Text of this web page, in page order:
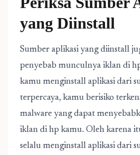
yang Diinstall
Sumber aplikasi yang diinstall
penyebab munculnya iklan di
kamu menginstall aplikasi dari
terpercaya, kamu berisiko
malware yang dapat
iklan di hp kamu. Oleh karena
selalu menginstall aplikasi dari